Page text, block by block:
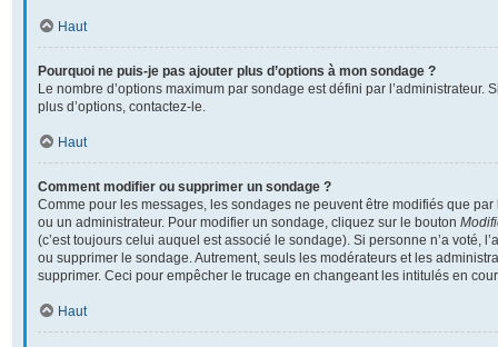
Haut
Pourquoi ne puis-je pas ajouter plus d’options à mon sondage ?
Le nombre d’options maximum par sondage est défini par l’administrateur.
plus d’options, contactez-le.
Haut
Comment modifier ou supprimer un sondage ?
Comme pour les messages, les sondages ne peuvent être modifiés que
ou un administrateur. Pour modifier un sondage, cliquez sur le bouton
(c’est toujours celui auquel est associé le sondage). Si personne n’a voté,
ou supprimer le sondage. Autrement, seuls les modérateurs et les
supprimer. Ceci pour empêcher le trucage en changeant les intitulés en
Haut